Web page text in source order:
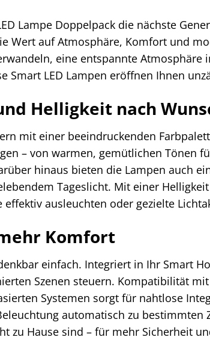
Lampe Doppelpack die nächste
Wert auf Atmosphäre, Komfort und
eine entspannte Atmosphäre
Smart LED Lampen eröffnen Ihnen
Helligkeit nach
mit einer beeindruckenden
– von warmen, gemütlichen Tönen
hinaus bieten die Lampen auch
Tageslicht. Mit einer
ausleuchten oder gezielte
Komfort
einfach. Integriert in Ihr Smart
Szenen steuern. Kompatibilität
Systemen sorgt für nahtlose
automatisch zu bestimmten
zu Hause sind – für mehr Sicherheit